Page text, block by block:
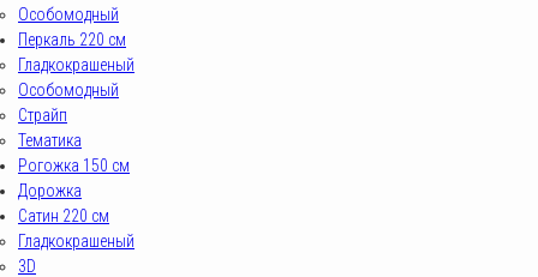
Особомодный
Перкаль 220 см
Гладкокрашеный
Особомодный
Страйп
Тематика
Рогожка 150 см
Дорожка
Сатин 220 см
Гладкокрашеный
3D